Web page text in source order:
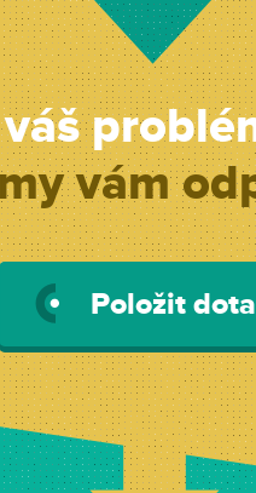
vám
Položit